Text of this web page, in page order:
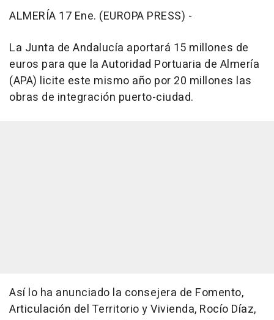
ALMERÍA 17 Ene. (EUROPA PRESS) -
La Junta de Andalucía aportará 15 millones de
euros para que la Autoridad Portuaria de Almería
(APA) licite este mismo año por 20 millones las
obras de integración puerto-ciudad.
Así lo ha anunciado la consejera de Fomento,
Articulación del Territorio y Vivienda, Rocío Díaz,